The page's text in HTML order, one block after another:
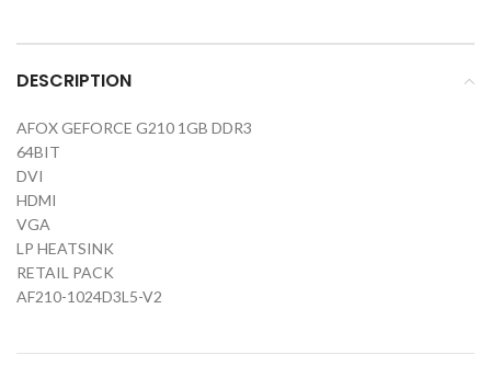
DESCRIPTION
AFOX GEFORCE G210 1GB DDR3
64BIT
DVI
HDMI
VGA
LP HEATSINK
RETAIL PACK
AF210-1024D3L5-V2